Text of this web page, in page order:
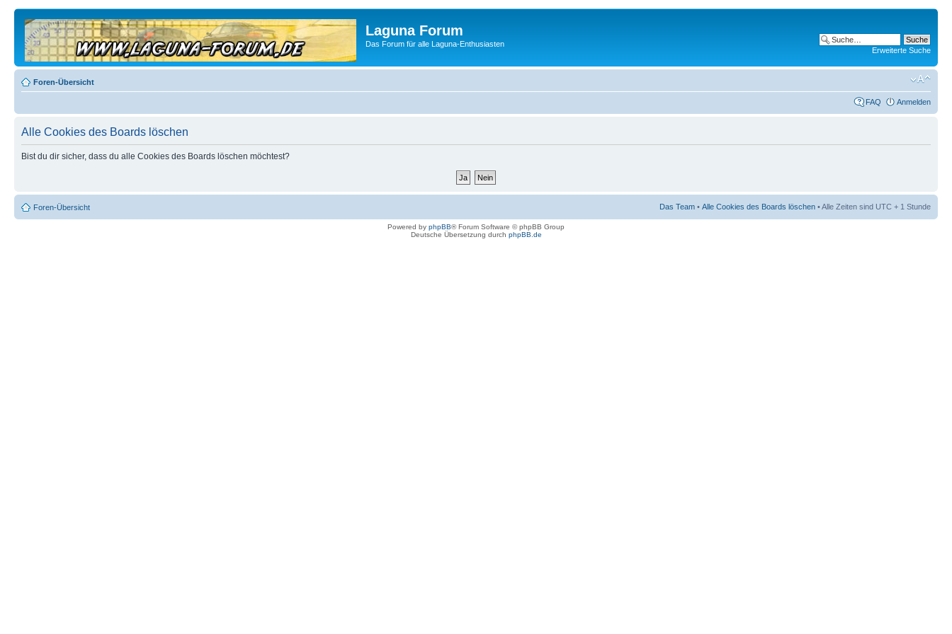
Laguna Forum
Das Forum für alle Laguna-Enthusiasten
Erweiterte Suche
Foren-Übersicht
FAQ Anmelden
Alle Cookies des Boards löschen
Bist du dir sicher, dass du alle Cookies des Boards löschen möchtest?
Foren-Übersicht Das Team • Alle Cookies des Boards löschen • Alle Zeiten sind UTC + 1 Stunde
Powered by phpBB® Forum Software © phpBB Group
Deutsche Übersetzung durch phpBB.de